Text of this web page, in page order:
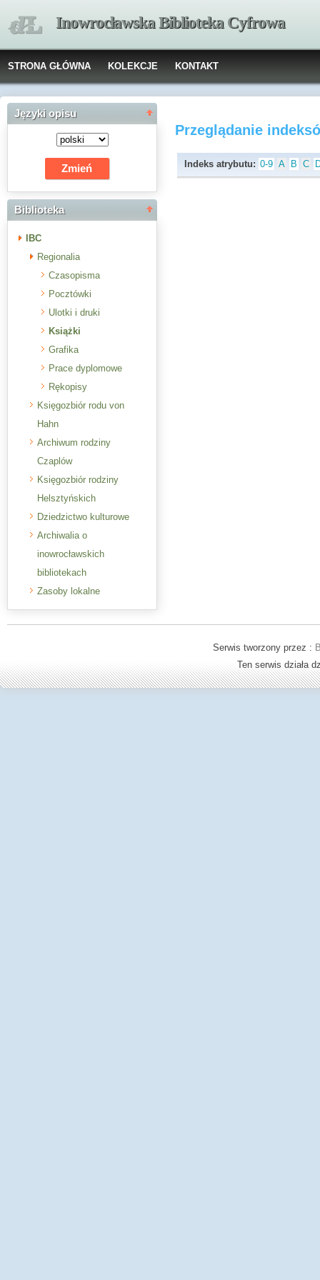
Inowrocławska Biblioteka Cyfrowa
STRONA GŁÓWNA KOLEKCJE KONTAKT
Języki opisu
Biblioteka
IBC
Regionalia
Czasopisma
Pocztówki
Ulotki i druki
Książki
Grafika
Prace dyplomowe
Rękopisy
Księgozbiór rodu von
Hahn
Archiwum rodziny
Czaplów
Księgozbiór rodziny
Helsztyńskich
Dziedzictwo kulturowe
Archiwalia o
inowrocławskich
bibliotekach
Zasoby lokalne
Przeglądanie
Indeks atrybutu: 0-9 A B C
Serwis tworzony przez :
Ten serwis działa